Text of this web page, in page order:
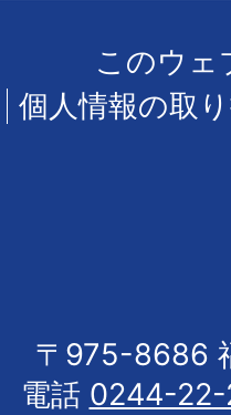
このウェ
個人情報の取
〒975-8686
電話 0244-22-